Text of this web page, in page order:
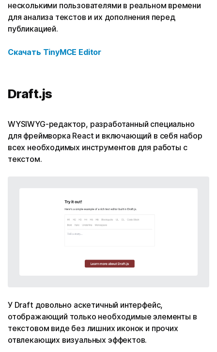
несколькими пользователями в реальном времени
для анализа текстов и их дополнения перед
публикацией.
Скачать TinyMCE Editor
Draft.js
WYSIWYG-редактор, разработанный специально
для фреймворка React и включающий в себя набор
всех необходимых инструментов для работы с
текстом.
У Draft довольно аскетичный интерфейс,
отображающий только необходимые элементы в
текстовом виде без лишних иконок и прочих
отвлекающих визуальных эффектов.